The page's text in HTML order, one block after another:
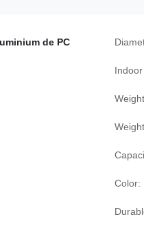
de PC
Color: